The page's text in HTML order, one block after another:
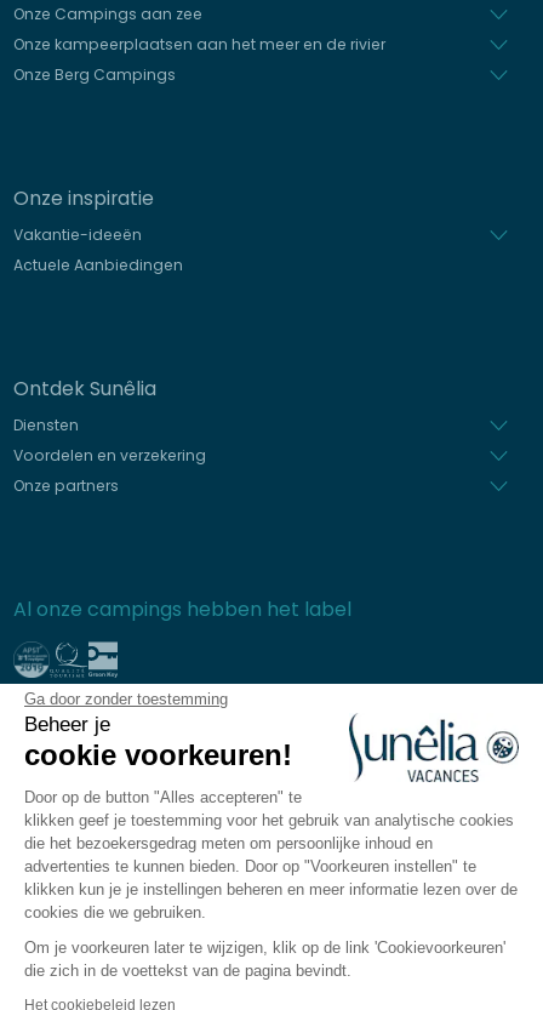
Ga door zonder toestemming
Beheer je
cookie voorkeuren!
Door op de button "Alles accepteren" te
klikken geef je toestemming voor het gebruik van analytische cookies
die het bezoekersgedrag meten om persoonlijke inhoud en
advertenties te kunnen bieden. Door op "Voorkeuren instellen" te
klikken kun je je instellingen beheren en meer informatie lezen over de
cookies die we gebruiken.
Om je voorkeuren later te wijzigen, klik op de link 'Cookievoorkeuren'
die zich in de voettekst van de pagina bevindt.
Het cookiebeleid lezen
Onze Campings aan zee
Onze kampeerplaatsen aan het meer en de rivier
Onze Berg Campings
Onze inspiratie
Vakantie-ideeën
Actuele Aanbiedingen
Ontdek Sunêlia
Diensten
Voordelen en verzekering
Onze partners
Al onze campings hebben het label
Beveiligde betaling
Vaak gestelde vragen
Algemene informatie
Privacybeleid
Wettelijk verplichte vermeldingen
Sitemap
Cookievoorkeuren